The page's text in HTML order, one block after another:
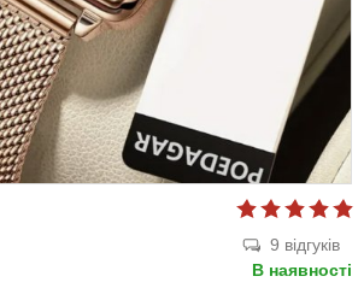
9 відгуків
В наявності